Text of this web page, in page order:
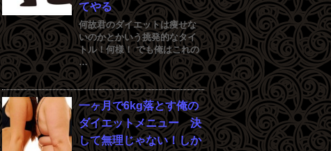
てやる
何故君のダイエットは痩せな
いのかとかいう挑発的なタイ
トル！何様！ でも俺はこれの
…
一ヶ月で6kg落とす俺の
ダイエットメニュー 決
して無理じゃない！しか